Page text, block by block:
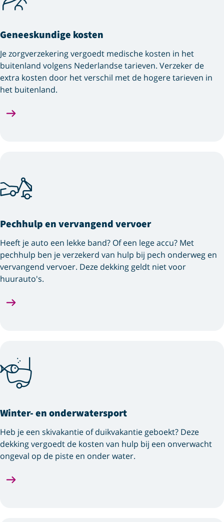
Geneeskundige kosten
Je zorgverzekering vergoedt medische kosten in het
buitenland volgens Nederlandse tarieven. Verzeker de
extra kosten door het verschil met de hogere tarieven in
het buitenland.
Pechhulp en vervangend vervoer
Heeft je auto een lekke band? Of een lege accu? Met
pechhulp ben je verzekerd van hulp bij pech onderweg en
vervangend vervoer. Deze dekking geldt niet voor
huurauto's.
Winter- en onderwatersport
Heb je een skivakantie of duikvakantie geboekt? Deze
dekking vergoedt de kosten van hulp bij een onverwacht
ongeval op de piste en onder water.